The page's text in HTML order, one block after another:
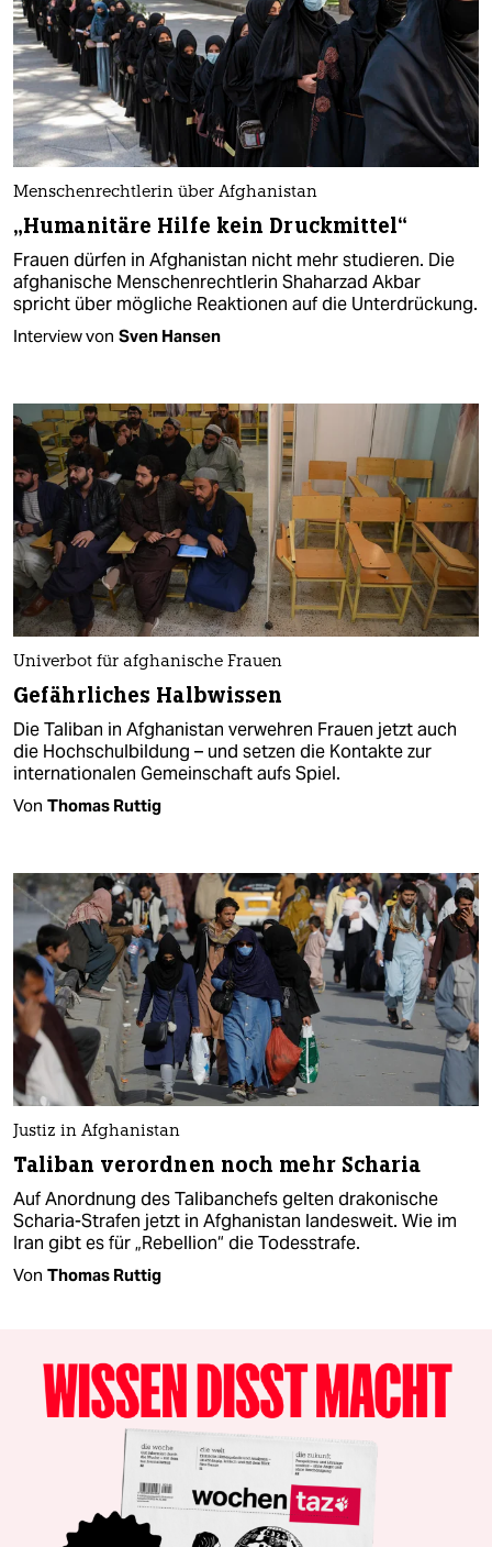
Menschenrechtlerin über Afghanistan
„Humanitäre Hilfe kein Druckmittel“
Frauen dürfen in Afghanistan nicht mehr studieren. Die
afghanische Menschenrechtlerin Shaharzad Akbar
spricht über mögliche Reaktionen auf die Unterdrückung.
Interview von Sven Hansen
Univerbot für afghanische Frauen
Gefährliches Halbwissen
Die Taliban in Afghanistan verwehren Frauen jetzt auch
die Hochschulbildung – und setzen die Kontakte zur
internationalen Gemeinschaft aufs Spiel.
Von Thomas Ruttig
Justiz in Afghanistan
Taliban verordnen noch mehr Scharia
Auf Anordnung des Talibanchefs gelten drakonische
Scharia-Strafen jetzt in Afghanistan landesweit. Wie im
Iran gibt es für „Rebellion“ die Todesstrafe.
Von Thomas Ruttig